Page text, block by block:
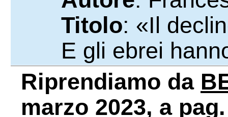
Titolo: «Il
E gli ebrei
Riprendiamo da
marzo 2023, a